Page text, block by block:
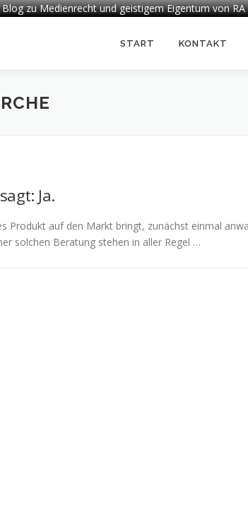
zu Medienrecht und geistigem Eigentum von RA
START KONTAKT
Ja.
Produkt auf den Markt bringt, zunächst einmal
solchen Beratung stehen in aller Regel …